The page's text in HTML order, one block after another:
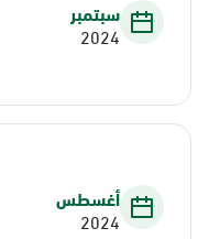
سبتمبر
2024
أغسطس
2024